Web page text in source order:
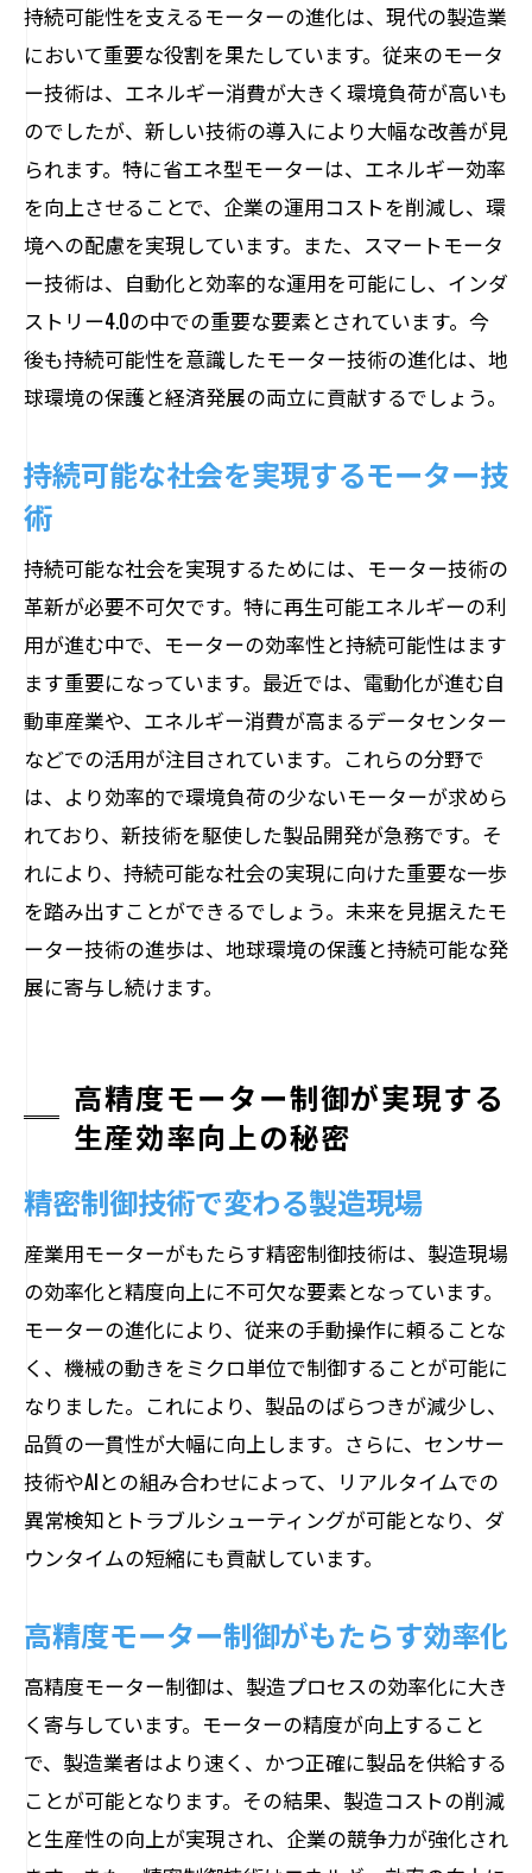
持続可能性を支えるモーターの進化は、現代の製造業
において重要な役割を果たしています。従来のモータ
ー技術は、エネルギー消費が大きく環境負荷が高いも
のでしたが、新しい技術の導入により大幅な改善が見
られます。特に省エネ型モーターは、エネルギー効率
を向上させることで、企業の運用コストを削減し、環
境への配慮を実現しています。また、スマートモータ
ー技術は、自動化と効率的な運用を可能にし、インダ
ストリー4.0の中での重要な要素とされています。今
後も持続可能性を意識したモーター技術の進化は、地
球環境の保護と経済発展の両立に貢献するでしょう。
持続可能な社会を実現するモーター技
術
持続可能な社会を実現するためには、モーター技術の
革新が必要不可欠です。特に再生可能エネルギーの利
用が進む中で、モーターの効率性と持続可能性はます
ます重要になっています。最近では、電動化が進む自
動車産業や、エネルギー消費が高まるデータセンター
などでの活用が注目されています。これらの分野で
は、より効率的で環境負荷の少ないモーターが求めら
れており、新技術を駆使した製品開発が急務です。そ
れにより、持続可能な社会の実現に向けた重要な一歩
を踏み出すことができるでしょう。未来を見据えたモ
ーター技術の進歩は、地球環境の保護と持続可能な発
展に寄与し続けます。
高精度モーター制御が実現する
生産効率向上の秘密
精密制御技術で変わる製造現場
産業用モーターがもたらす精密制御技術は、製造現場
の効率化と精度向上に不可欠な要素となっています。
モーターの進化により、従来の手動操作に頼ることな
く、機械の動きをミクロ単位で制御することが可能に
なりました。これにより、製品のばらつきが減少し、
品質の一貫性が大幅に向上します。さらに、センサー
技術やAIとの組み合わせによって、リアルタイムでの
異常検知とトラブルシューティングが可能となり、ダ
ウンタイムの短縮にも貢献しています。
高精度モーター制御がもたらす効率化
高精度モーター制御は、製造プロセスの効率化に大き
く寄与しています。モーターの精度が向上すること
で、製造業者はより速く、かつ正確に製品を供給する
ことが可能となります。その結果、製造コストの削減
と生産性の向上が実現され、企業の競争力が強化され